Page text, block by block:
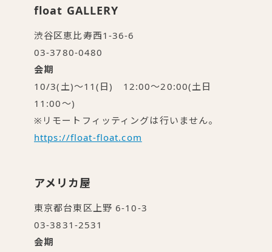
float GALLERY
渋谷区恵比寿西1-36-6
03-3780-0480
会期
10/3(土)〜11(日) 12:00〜20:00(土日
11:00〜)
※リモートフィッティングは行いません。
https://float-float.com
アメリカ屋
東京都台東区上野 6-10-3
03-3831-2531
会期